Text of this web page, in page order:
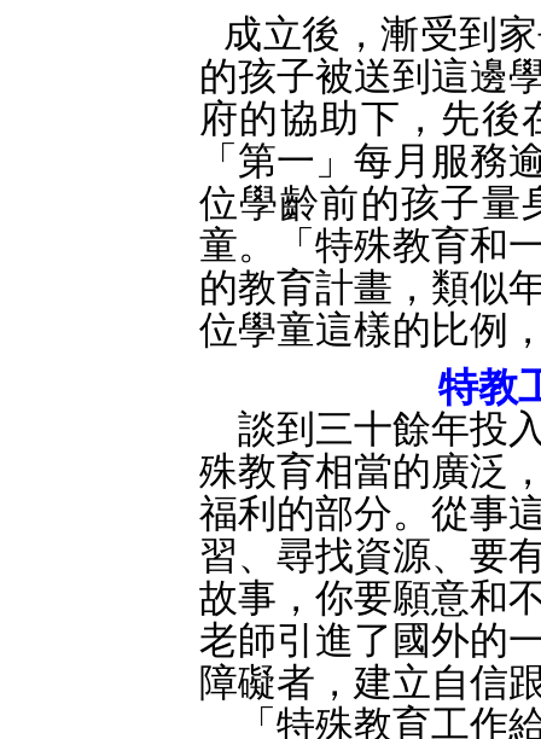
成立後，漸受到
的孩子被送到這邊
府的協助下，先後
「第一」每月服務
位學齡前的孩子量
童。「特殊教育和
的教育計畫，類似
位學童這樣的比例
特教
談到三十餘年投
殊教育相當的廣泛
福利的部分。從事
習、尋找資源、要
故事，你要願意和
老師引進了國外的
障礙者，建立自信
「特殊教育工作